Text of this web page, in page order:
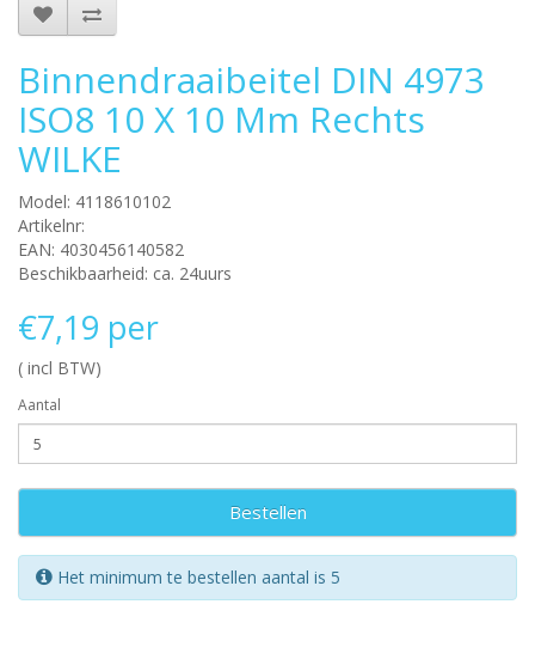
Binnendraaibeitel DIN 4973
ISO8 10 X 10 Mm Rechts
WILKE
Model: 4118610102
Artikelnr:
EAN: 4030456140582
Beschikbaarheid: ca. 24uurs
€7,19 per
( incl BTW)
Aantal
Bestellen
Het minimum te bestellen aantal is 5